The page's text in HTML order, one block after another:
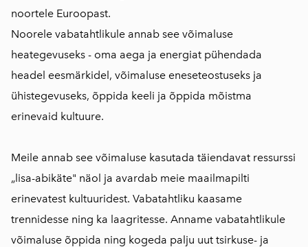
noortele Euroopast.
Noorele vabatahtlikule annab see võimaluse
heategevuseks - oma aega ja energiat pühendada
headel eesmärkidel, võimaluse eneseteostuseks ja
ühistegevuseks, õppida keeli ja õppida mõistma
erinevaid kultuure.
Meile annab see võimaluse kasutada täiendavat ressurssi
„lisa-abikäte" näol ja avardab meie maailmapilti
erinevatest kultuuridest. Vabatahtliku kaasame
trennidesse ning ka laagritesse. Anname vabatahtlikule
võimaluse õppida ning kogeda palju uut tsirkuse- ja